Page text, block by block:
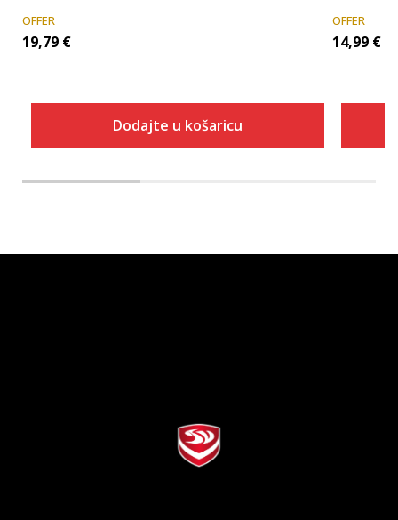
OFFER
19,79 €
Dodajte u košaricu
OFFER
14,99 €